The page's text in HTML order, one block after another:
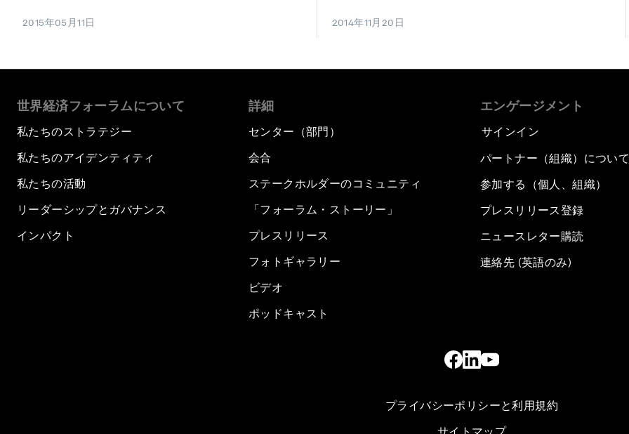
2015年05月11日 2014年11月20日
世界経済フォーラムについて
私たちのストラテジー
私たちのアイデンティティ
私たちの活動
リーダーシップとガバナンス
インパクト
詳細
センター（部門）
会合
ステークホルダーのコミュニティ
「フォーラム・ストーリー」
プレスリリース
フォトギャラリー
ビデオ
ポッドキャスト
エンゲージメント
サインイン
パートナー（組織）につい
参加する（個人、組織）
プレスリリース登録
ニュースレター購読
連絡先 (英語のみ)
プライバシーポリシーと利用規約